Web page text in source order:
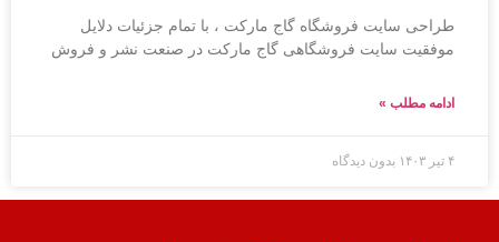
طراحی سایت فروشگاه گاج مارکت ، با تمام جزئیات دلایل
موفقیت سایت فروشگاهی گاج مارکت در صنعت نشر و فروش
ادامه مطلب »
۴ تیر ۱۴۰۳ بدون دیدگاه